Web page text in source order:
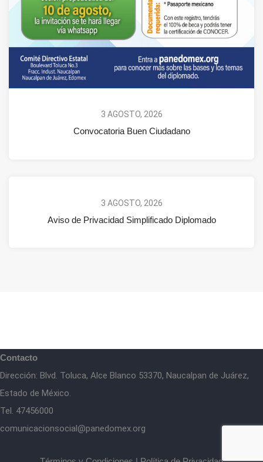
3 AGOSTO, 2026
Convocatoria Buen Ciudadano
3 AGOSTO, 2026
Aviso de Privacidad Simplificado Diplomado
Contacto
Dirección: Blvd. Toluca, Alce Blanco 53370, Naucalpan de Juárez,
Estado de México.
Tel. 47456000
comunicacionsocial@panedomex.org